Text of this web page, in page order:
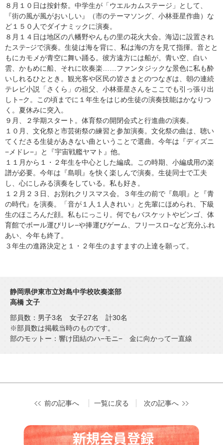
８月１０日は按針祭。中学生が「ウエルカムステージ」として、
『街の風が風がおいしい』（市のテーマソング、小林亜星作曲）な
ど１５０人でダイナミックに演奏。
８月１４日は地区の八幡野やんもの里の花火大会。海辺に設置され
たステ−ジで演奏。生徒は海を背に、私は海の方を見て指揮。音とと
もにカモメが青空に舞い踊る。彼方遠方には船が。青い空、白い
雲、かもめに船、それに吹奏楽……ファンタジックな景色に私も酔
いしれるひととき。観光客や区民の皆さまとのつなぎは、朝の連続
テレビ小説「さくら」の祖父、小林亜星さんをここでも引っ張り出
しト−ク。この頃までに１年生をはじめ生徒の演奏技能はかなりつ
く。夏休みに突入。
９月、２学期スタート。体育祭の開閉会式と行進曲の演奏。
１０月、文化祭と市芸術祭の練習と参加演奏。文化祭の曲は、聴い
てくださる生徒があきない曲ということで選曲。今年は『ディズニ
−メドレ−』と『宇宙戦艦ヤマト』他。
１１月から１・２年生を中心とした編成。この時期、小編成用の楽
譜が必要。今年は『島唄』を快く楽しんで演奏。生徒同士で工夫
し、心にしみる演奏をしている。私も好き。
１２月２３日、お別れクリスマス会。３年生の前で『島唄』と『青
の時代』を演奏。「音が１人１人きれい」と先輩にほめられ、下級
生のほころんだ顔。私もにっこり。何でもバスケットやビンゴ、体
育館でボール運びリレ−や捧運びゲーム、フリ一スロ−など充分ふれ
あい、今年も終了。
３年生の進路決定と１・２年生のますますの上達を願って。
静岡県伊東市立対島中学校吹奏楽部
高橋 文子
部員数：男子3名 女子27名 計30名
※部員数は掲載当時のものです。
部のモットー：響け団結のハ−モニ− 金に向かって一直線
前の記事へ 一覧に戻る 次の記事へ